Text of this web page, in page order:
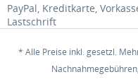
PayPal, Kreditkarte,
Lastschrift
* Alle Preise inkl. gesetzl.